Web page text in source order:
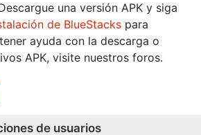
una versión APK y siga
de BlueStacks para
ayuda con la descarga o
APK, visite nuestros foros.
de usuarios